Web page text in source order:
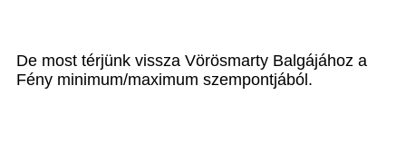
De most térjünk vissza Vörösmarty Balgájához a
Fény minimum/maximum szempontjából.